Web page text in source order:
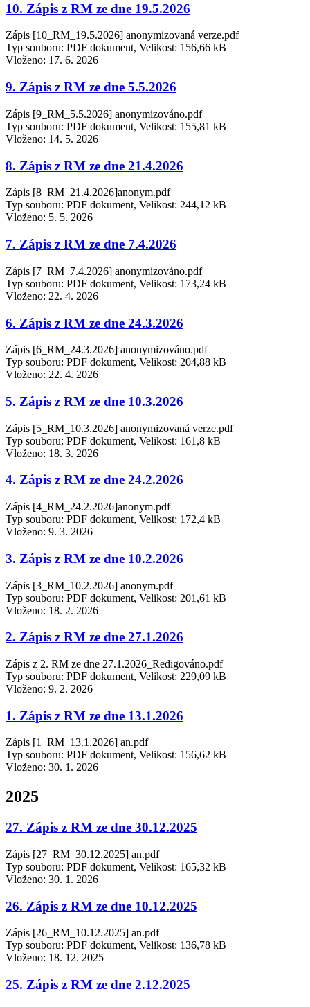
10. Zápis z RM ze dne 19.5.2026
Zápis [10_RM_19.5.2026] anonymizovaná verze.pdf
Typ souboru: PDF dokument, Velikost: 156,66 kB
Vloženo: 17. 6. 2026
9. Zápis z RM ze dne 5.5.2026
Zápis [9_RM_5.5.2026] anonymizováno.pdf
Typ souboru: PDF dokument, Velikost: 155,81 kB
Vloženo: 14. 5. 2026
8. Zápis z RM ze dne 21.4.2026
Zápis [8_RM_21.4.2026]anonym.pdf
Typ souboru: PDF dokument, Velikost: 244,12 kB
Vloženo: 5. 5. 2026
7. Zápis z RM ze dne 7.4.2026
Zápis [7_RM_7.4.2026] anonymizováno.pdf
Typ souboru: PDF dokument, Velikost: 173,24 kB
Vloženo: 22. 4. 2026
6. Zápis z RM ze dne 24.3.2026
Zápis [6_RM_24.3.2026] anonymizováno.pdf
Typ souboru: PDF dokument, Velikost: 204,88 kB
Vloženo: 22. 4. 2026
5. Zápis z RM ze dne 10.3.2026
Zápis [5_RM_10.3.2026] anonymizovaná verze.pdf
Typ souboru: PDF dokument, Velikost: 161,8 kB
Vloženo: 18. 3. 2026
4. Zápis z RM ze dne 24.2.2026
Zápis [4_RM_24.2.2026]anonym.pdf
Typ souboru: PDF dokument, Velikost: 172,4 kB
Vloženo: 9. 3. 2026
3. Zápis z RM ze dne 10.2.2026
Zápis [3_RM_10.2.2026] anonym.pdf
Typ souboru: PDF dokument, Velikost: 201,61 kB
Vloženo: 18. 2. 2026
2. Zápis z RM ze dne 27.1.2026
Zápis z 2. RM ze dne 27.1.2026_Redigováno.pdf
Typ souboru: PDF dokument, Velikost: 229,09 kB
Vloženo: 9. 2. 2026
1. Zápis z RM ze dne 13.1.2026
Zápis [1_RM_13.1.2026] an.pdf
Typ souboru: PDF dokument, Velikost: 156,62 kB
Vloženo: 30. 1. 2026
2025
27. Zápis z RM ze dne 30.12.2025
Zápis [27_RM_30.12.2025] an.pdf
Typ souboru: PDF dokument, Velikost: 165,32 kB
Vloženo: 30. 1. 2026
26. Zápis z RM ze dne 10.12.2025
Zápis [26_RM_10.12.2025] an.pdf
Typ souboru: PDF dokument, Velikost: 136,78 kB
Vloženo: 18. 12. 2025
25. Zápis z RM ze dne 2.12.2025